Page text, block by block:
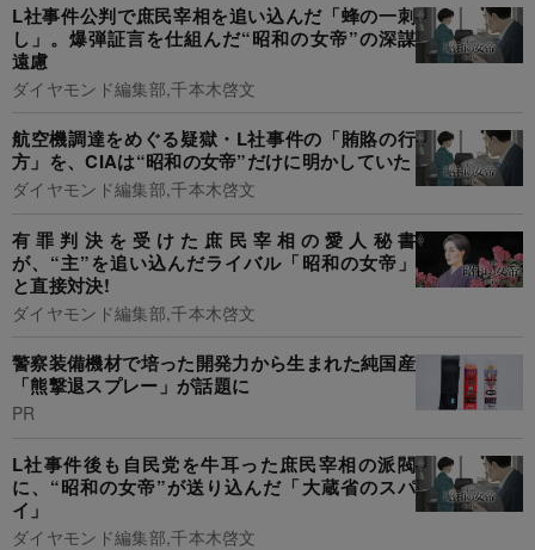
L社事件公判で庶民宰相を追い込んだ「蜂の一刺
し」。爆弾証言を仕組んだ“昭和の女帝”の深謀
遠慮
ダイヤモンド編集部,千本木啓文
航空機調達をめぐる疑獄・L社事件の「賄賂の行
方」を、CIAは“昭和の女帝”だけに明かしていた
ダイヤモンド編集部,千本木啓文
有罪判決を受けた庶民宰相の愛人秘書
が、“主”を追い込んだライバル「昭和の女帝」
と直接対決!
ダイヤモンド編集部,千本木啓文
警察装備機材で培った開発力から生まれた純国産
「熊撃退スプレー」が話題に
PR
L社事件後も自民党を牛耳った庶民宰相の派閥
に、“昭和の女帝”が送り込んだ「大蔵省のスパ
イ」
ダイヤモンド編集部,千本木啓文